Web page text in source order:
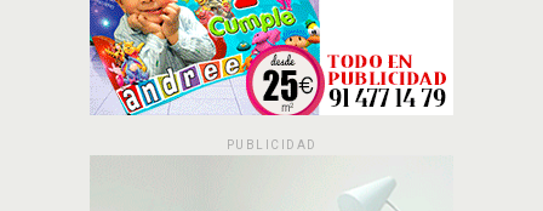
PUBLICIDAD